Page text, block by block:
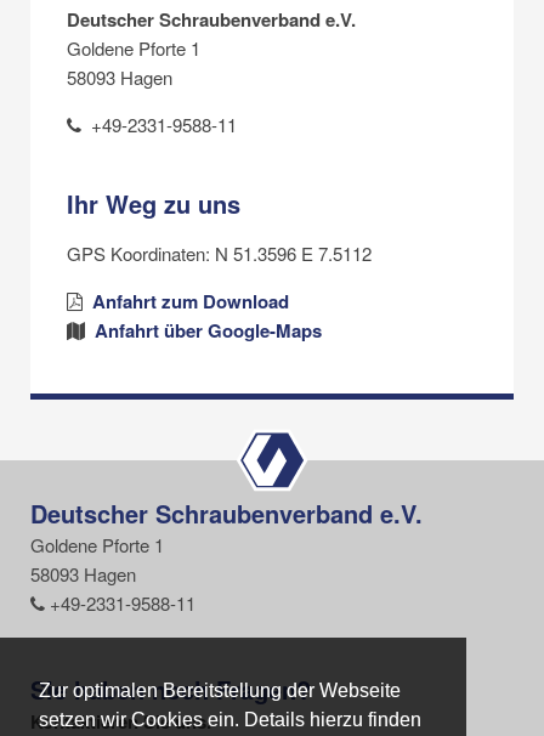
Zur optimalen Bereitstellung der Webseite
setzen wir Cookies ein. Details hierzu finden
Zur optimalen Bereitstellung der Webseite
setzen wir Cookies ein. Details hierzu finden
Deutscher Schraubenverband e.V.
Goldene Pforte 1
58093 Hagen
+49-2331-9588-11
Ihr Weg zu uns
GPS Koordinaten: N 51.3596 E 7.5112
Anfahrt zum Download
Anfahrt über Google-Maps
Deutscher Schraubenverband e.V.
Goldene Pforte 1
58093 Hagen
+49-2331-9588-11
Sie haben noch Fragen?
Kontaktieren Sie uns.